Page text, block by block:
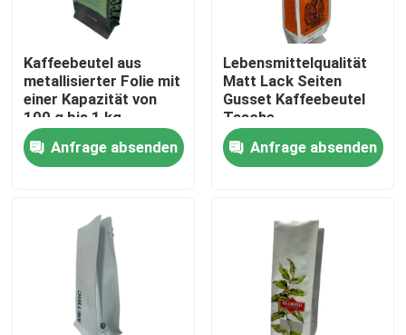
Qualitätskontrolle
Treten Sie mit uns in Verbindung
Nachrichten
Verpacken- der Lebensmittelbeutel
Ausgussverpackungsbeutel
Kaffeebeutel aus
metallisierter Folie mit
einer Kapazität von
100 g bis 1 kg
Anfrage absenden
Lebensmittelqualität
Matt Lack Seiten
Gusset Kaffeebeutel
Tasche
Anfrage absenden